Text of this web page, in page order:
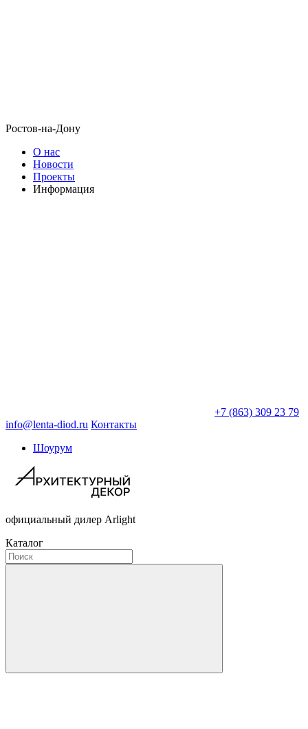
Ростов-на-Дону
О нас
Новости
Проекты
Информация
+7 (863) 309 23 79
info@lenta-diod.ru Контакты
Шоурум
официальный дилер Arlight
Каталог